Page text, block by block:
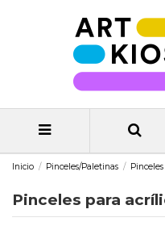
Inicio Pinceles/Paletinas
Pinceles para